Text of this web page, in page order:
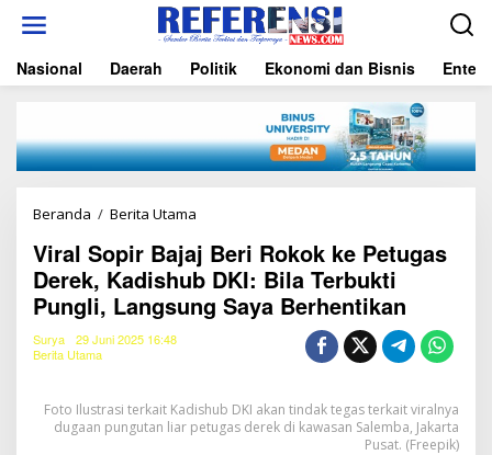
t
Nasional Daerah Politik Ekonomi dan Bisnis
Beranda / Berita Utama
r
a
l
S
B
a
Viral Sopir Bajaj Beri Rokok ke Petugas
Derek, Kadishub DKI: Bila Terbukti
Pungli, Langsung Saya Berhentikan
Surya
29 Juni 2025 16:48
Berita Utama
Foto Ilustrasi terkait Kadishub DKI akan tindak tegas terkait viralnya
dugaan pungutan liar petugas derek di kawasan Salemba, Jakarta
Pusat. (Freepik)